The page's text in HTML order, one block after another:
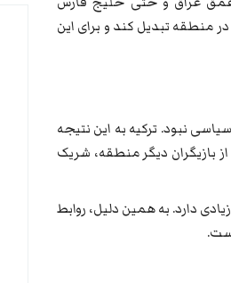
منطقه تبدیل کند و برای این
نبود. ترکیه به این نتیجه
بازیگران دیگر منطقه، شریک
دارد. به همین دلیل، روابط